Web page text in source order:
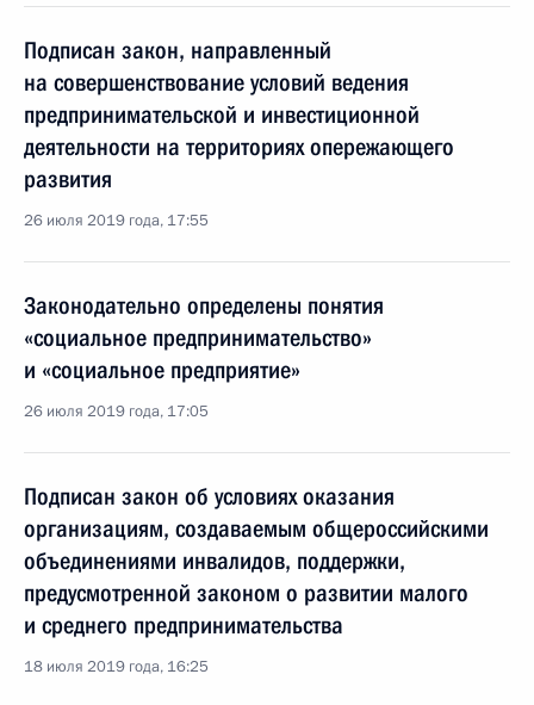
Подписан закон, направленный
на совершенствование условий ведения
предпринимательской и инвестиционной
деятельности на территориях опережающего
развития
26 июля 2019 года, 17:55
Законодательно определены понятия
«социальное предпринимательство»
и «социальное предприятие»
26 июля 2019 года, 17:05
Подписан закон об условиях оказания
организациям, создаваемым общероссийскими
объединениями инвалидов, поддержки,
предусмотренной законом о развитии малого
и среднего предпринимательства
18 июля 2019 года, 16:25